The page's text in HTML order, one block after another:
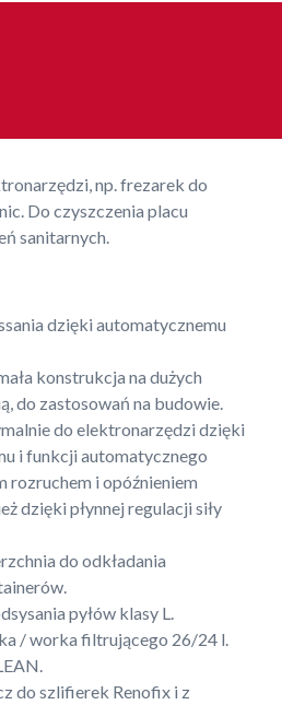
np. frezarek do
Do czyszczenia placu
sanitarnych.
dzięki automatycznemu
konstrukcja na dużych
do zastosowań na budowie.
do elektronarzędzi dzięki
i funkcji automatycznego
rozruchem i opóźnieniem
dzięki płynnej regulacji siły
do odkładania
pyłów klasy L.
/ worka filtrującego 26/24 l.
do szlifierek Renofix i z